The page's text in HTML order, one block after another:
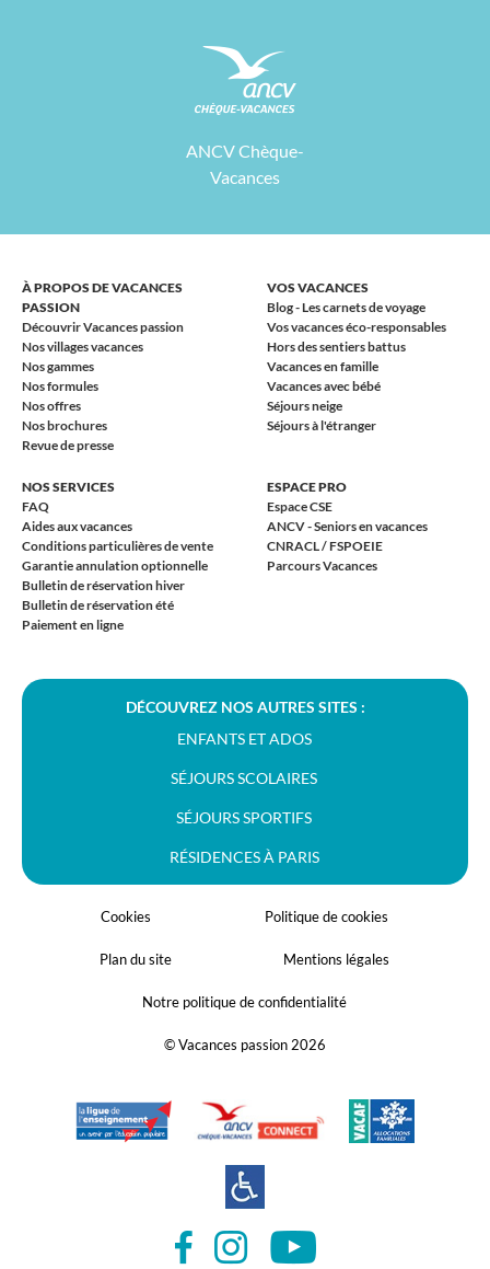
ANCV Chèque-
Vacances
À PROPOS DE VACANCES
PASSION
Découvrir Vacances passion
Nos villages vacances
Nos gammes
Nos formules
Nos offres
Nos brochures
Revue de presse
VOS VACANCES
Blog - Les carnets de voyage
Vos vacances éco-responsables
Hors des sentiers battus
Vacances en famille
Vacances avec bébé
Séjours neige
Séjours à l'étranger
NOS SERVICES
FAQ
Aides aux vacances
Conditions particulières de vente
Garantie annulation optionnelle
Bulletin de réservation hiver
Bulletin de réservation été
Paiement en ligne
ESPACE PRO
Espace CSE
ANCV - Seniors en vacances
CNRACL / FSPOEIE
Parcours Vacances
DÉCOUVREZ NOS AUTRES SITES :
ENFANTS ET ADOS
SÉJOURS SCOLAIRES
SÉJOURS SPORTIFS
RÉSIDENCES À PARIS
Cookies Politique de cookies
Plan du site Mentions légales
Notre politique de confidentialité
© Vacances passion 2026